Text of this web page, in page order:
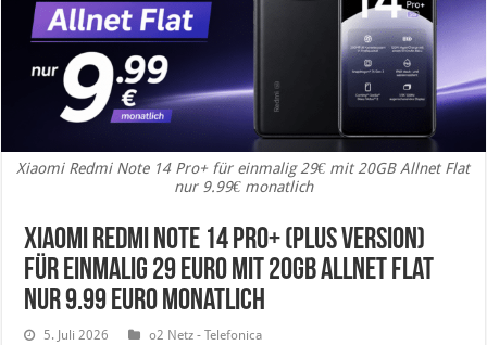
Xiaomi Redmi Note 14 Pro+ für einmalig 29€ mit 20GB Allnet Flat
nur 9.99€ monatlich
Xiaomi Redmi Note 14 Pro+ (Plus Version)
für einmalig 29 Euro mit 20GB Allnet Flat
nur 9.99 Euro monatlich
5. Juli 2026 o2 Netz - Telefonica